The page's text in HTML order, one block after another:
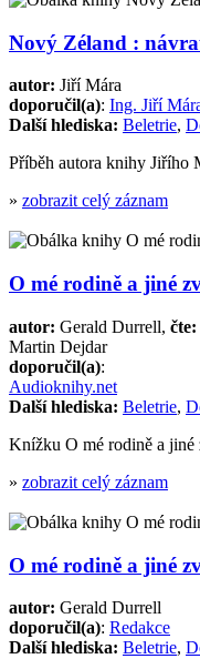
Nový Zéland :
autor: Jiří Mára
doporučil(a): Ing. Jiří
Další hlediska: Beletrie,
Příběh autora knihy Jiřího
» zobrazit celý záznam
O mé rodině a jiné
autor: Gerald Durrell, čte:
Martin Dejdar
doporučil(a):
Audioknihy.net
Další hlediska: Beletrie,
Knížku O mé rodině a jiné
» zobrazit celý záznam
O mé rodině a jiné
autor: Gerald Durrell
doporučil(a): Redakce
Další hlediska: Beletrie,